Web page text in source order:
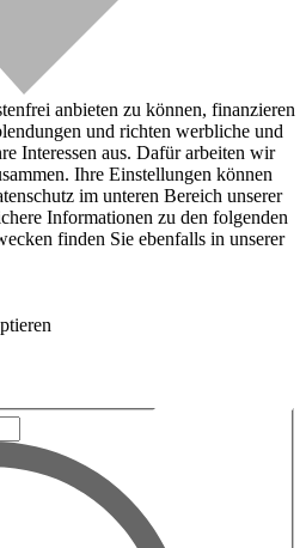
anbieten zu können, finanzieren
und richten werbliche und
Interessen aus. Dafür arbeiten wir
Ihre Einstellungen können
im unteren Bereich unserer
Informationen zu den folgenden
finden Sie ebenfalls in unserer